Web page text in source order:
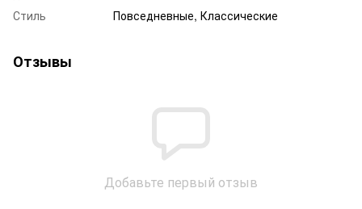
Стиль
Повседневные, Классические
Отзывы
Добавьте первый отзыв